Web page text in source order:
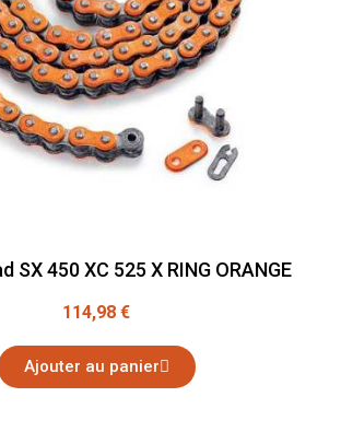
SX 450 XC 525 X RING ORANGE
114,98 €
Ajouter au panier